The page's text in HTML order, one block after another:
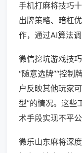
手机打麻将技巧
出牌策略、暗杠
作，通过AI算法
微信挖坑游戏技
“随意选牌”“控制
户反映其他玩家
型”的情况。这些
术手段实现不平公
微乐山东麻将深